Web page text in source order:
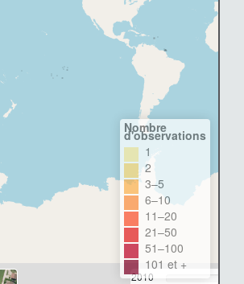
2010
Nombre
d'observations
1
2
3–5
6–10
11–20
21–50
51–100
101 et +